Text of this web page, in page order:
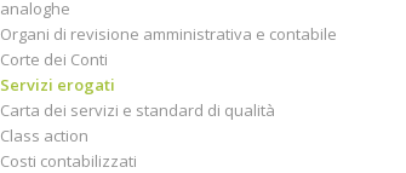
analoghe
Organi di revisione amministrativa e contabile
Corte dei Conti
Servizi erogati
Carta dei servizi e standard di qualità
Class action
Costi contabilizzati